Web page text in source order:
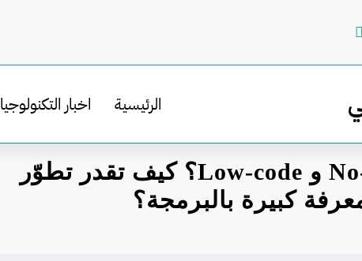
الرئيسية اخبار التكنولوجيا
ما هو الـ No-code و Low-code؟ كيف تقدر تطوّر
كبيرة بالبرمجة؟